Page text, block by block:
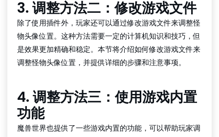
3. 调整方法二：修改游戏文件
除了使用插件外，玩家还可以通过修改游戏文件来调整怪
物头像位置。这种方法需要一定的计算机知识和技巧，但
是效果更加精确和稳定。本节将介绍如何修改游戏文件来
调整怪物头像位置，并提供详细的步骤和注意事项。
4. 调整方法三：使用游戏内置
功能
魔兽世界也提供了一些游戏内置的功能，可以帮助玩家调